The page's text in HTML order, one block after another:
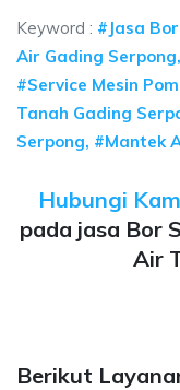
Keyword : #Jasa
Air Gading
#Service Mesin
Tanah Gading
Serpong, #Mantek
Hubungi
pada jasa Bor
Air
Berikut